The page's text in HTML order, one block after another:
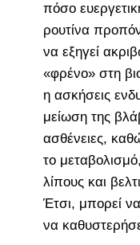
πόσο
ρουτίνα
να εξηγεί
«φρένο» στη
η ασκήσεις
μείωση της
ασθένειες,
το
λίπους και
Έτσι, μπορεί να
να